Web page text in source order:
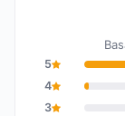
5
4
3